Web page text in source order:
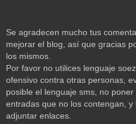
Se agradecen mucho tus
mejorar el blog, así que gracias
los mismos.
Por favor no utilices lenguaje
ofensivo contra otras personas,
posible el lenguaje sms, no poner
entradas que no los contengan, y
adjuntar enlaces.